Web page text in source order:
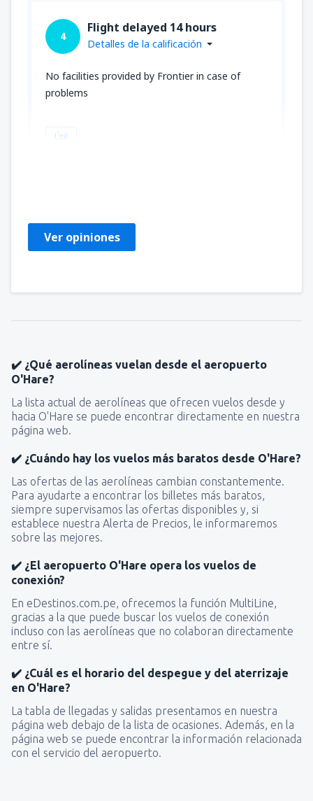
4
Flight delayed 14 hours
Detalles de la calificación
No facilities provided by Frontier in case of
problems
Útil
Ver opiniones
✔️ ¿Qué aerolíneas vuelan desde el aeropuerto
O'Hare?
La lista actual de aerolíneas que ofrecen vuelos desde y
hacia O'Hare se puede encontrar directamente en nuestra
página web.
✔️ ¿Cuándo hay los vuelos más baratos desde O'Hare?
Las ofertas de las aerolíneas cambian constantemente.
Para ayudarte a encontrar los billetes más baratos,
siempre supervisamos las ofertas disponibles y, si
establece nuestra Alerta de Precios, le informaremos
sobre las mejores.
✔️ ¿El aeropuerto O'Hare opera los vuelos de
conexión?
En eDestinos.com.pe, ofrecemos la función MultiLine,
gracias a la que puede buscar los vuelos de conexión
incluso con las aerolíneas que no colaboran directamente
entre sí.
✔️ ¿Cuál es el horario del despegue y del aterrizaje
en O'Hare?
La tabla de llegadas y salidas presentamos en nuestra
página web debajo de la lista de ocasiones. Además, en la
página web se puede encontrar la información relacionada
con el servicio del aeropuerto.